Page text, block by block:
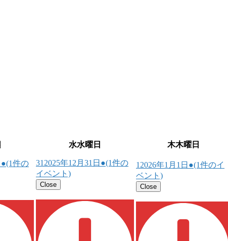
水水曜日 木木曜日
●(1件の
312025年12月31日 ●(1件の
イベント)
Close
12026年1月1日 ●(1件のイ
ベント)
Close